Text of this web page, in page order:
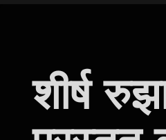
शीर्ष